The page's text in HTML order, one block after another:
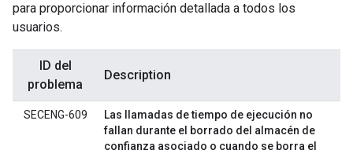
para proporcionar información detallada a todos los
usuarios.
ID del
problema
Description
SECENG-609
Las llamadas de tiempo de ejecución no
fallan durante el borrado del almacén de
confianza asociado o cuando se borra el